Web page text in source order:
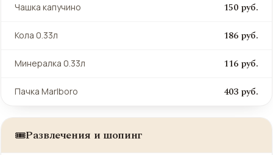
Чашка капучино 150 руб.
Кола 0.33л 186 руб.
Минералка 0.33л 116 руб.
Пачка Marlboro 403 руб.
🎟️Развлечения и шопинг